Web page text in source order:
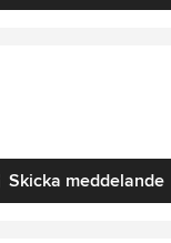
Skicka meddelande